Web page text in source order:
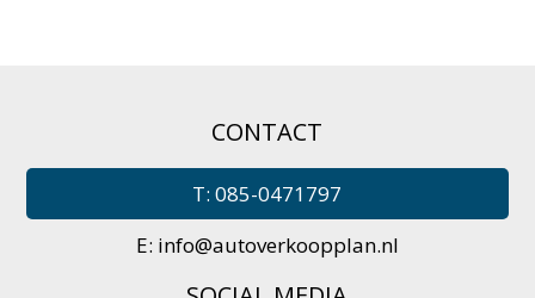
CONTACT
T: 085-0471797
E: info@autoverkoopplan.nl